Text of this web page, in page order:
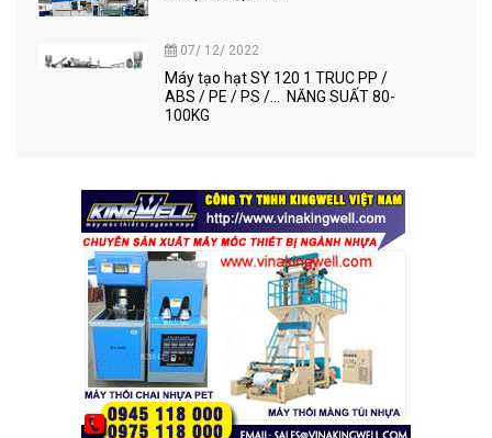
07/ 12/ 2022
Máy tạo hạt SY 120 1 TRUC PP /
ABS / PE / PS /... NĂNG SUẤT 80-
100KG